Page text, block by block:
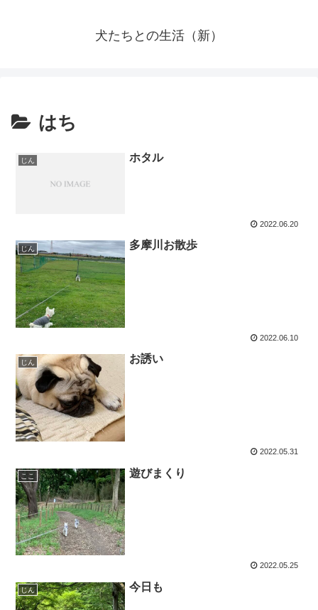
犬たちとの生活（新）
はち
じん ホタル
2022.06.20
じん 多摩川お散歩
2022.06.10
じん お誘い
2022.05.31
ここ 遊びまくり
2022.05.25
じん 今日も